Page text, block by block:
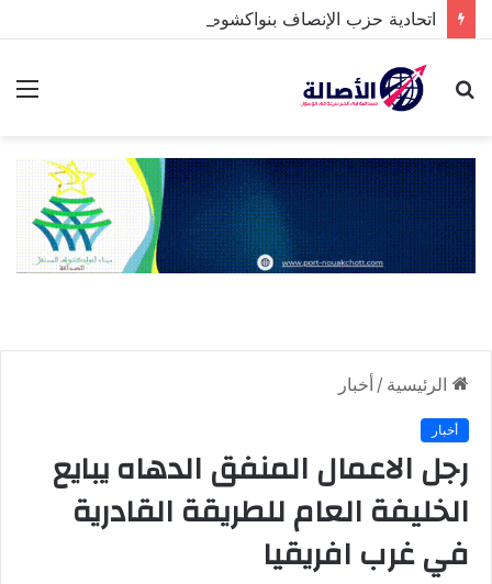
بحث
الرئيسية / أخبار
أخبار
رجل الاعمال المنفق الدهاه يبايع
الخليفة العام للطريقة القادرية
في غرب افريقيا